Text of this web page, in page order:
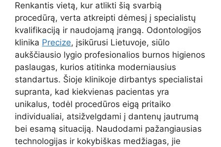
Renkantis vietą, kur atlikti šią svarbią
procedūrą, verta atkreipti dėmesį į specialistų
kvalifikaciją ir naudojamą įrangą. Odontologijos
klinika Precize, įsikūrusi Lietuvoje, siūlo
aukščiausio lygio profesionalios burnos higienos
paslaugas, kurios atitinka moderniausius
standartus. Šioje klinikoje dirbantys specialistai
supranta, kad kiekvienas pacientas yra
unikalus, todėl procedūros eigą pritaiko
individualiai, atsižvelgdami į dantenų jautrumą
bei esamą situaciją. Naudodami pažangiausias
technologijas ir kokybiškas medžiagas, jie